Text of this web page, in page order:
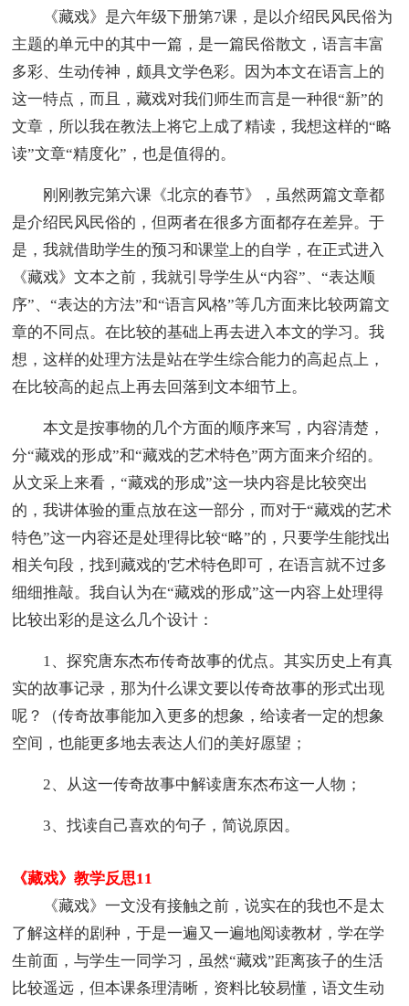
《藏戏》是六年级下册第7课，是以介绍民风民俗为
主题的单元中的其中一篇，是一篇民俗散文，语言丰富
多彩、生动传神，颇具文学色彩。因为本文在语言上的
这一特点，而且，藏戏对我们师生而言是一种很“新”的
文章，所以我在教法上将它上成了精读，我想这样的“略
读”文章“精度化”，也是值得的。
刚刚教完第六课《北京的春节》，虽然两篇文章都
是介绍民风民俗的，但两者在很多方面都存在差异。于
是，我就借助学生的预习和课堂上的自学，在正式进入
《藏戏》文本之前，我就引导学生从“内容”、“表达顺
序”、“表达的方法”和“语言风格”等几方面来比较两篇文
章的不同点。在比较的基础上再去进入本文的学习。我
想，这样的处理方法是站在学生综合能力的高起点上，
在比较高的起点上再去回落到文本细节上。
本文是按事物的几个方面的顺序来写，内容清楚，
分“藏戏的形成”和“藏戏的艺术特色”两方面来介绍的。
从文采上来看，“藏戏的形成”这一块内容是比较突出
的，我讲体验的重点放在这一部分，而对于“藏戏的艺术
特色”这一内容还是处理得比较“略”的，只要学生能找出
相关句段，找到藏戏的'艺术特色即可，在语言就不过多
细细推敲。我自认为在“藏戏的形成”这一内容上处理得
比较出彩的是这么几个设计：
1、探究唐东杰布传奇故事的优点。其实历史上有真
实的故事记录，那为什么课文要以传奇故事的形式出现
呢？（传奇故事能加入更多的想象，给读者一定的想象
空间，也能更多地去表达人们的美好愿望；
2、从这一传奇故事中解读唐东杰布这一人物；
3、找读自己喜欢的句子，简说原因。
《藏戏》教学反思11
《藏戏》一文没有接触之前，说实在的我也不是太
了解这样的剧种，于是一遍又一遍地阅读教材，学在学
生前面，与学生一同学习，虽然“藏戏”距离孩子的生活
比较遥远，但本课条理清晰，资料比较易懂，语文生动